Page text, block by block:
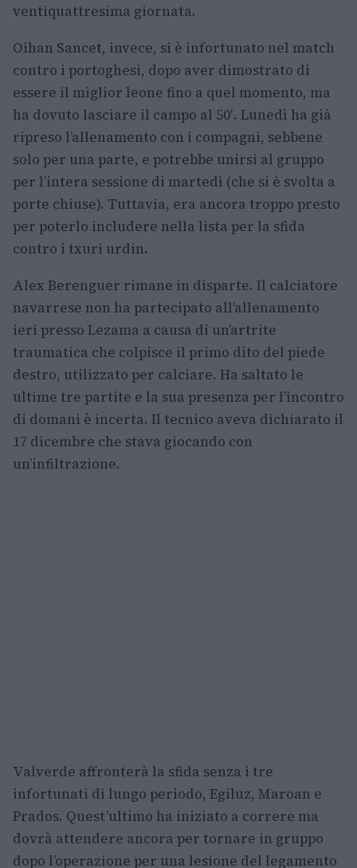
ventiquattresima giornata.
Oihan Sancet, invece, si è infortunato nel match
contro i portoghesi, dopo aver dimostrato di
essere il miglior leone fino a quel momento, ma
ha dovuto lasciare il campo al 50′. Lunedì ha già
ripreso l’allenamento con i compagni, sebbene
solo per una parte, e potrebbe unirsi al gruppo
per l’intera sessione di martedì (che si è svolta a
porte chiuse). Tuttavia, era ancora troppo presto
per poterlo includere nella lista per la sfida
contro i txuri urdin.
Alex Berenguer rimane in disparte. Il calciatore
navarrese non ha partecipato all’allenamento
ieri presso Lezama a causa di un’artrite
traumatica che colpisce il primo dito del piede
destro, utilizzato per calciare. Ha saltato le
ultime tre partite e la sua presenza per l’incontro
di domani è incerta. Il tecnico aveva dichiarato il
17 dicembre che stava giocando con
un’infiltrazione.
Valverde affronterà la sfida senza i tre
infortunati di lungo periodo, Egiluz, Maroan e
Prados. Quest’ultimo ha iniziato a correre ma
dovrà attendere ancora per tornare in gruppo
dopo l’operazione per una lesione del legamento